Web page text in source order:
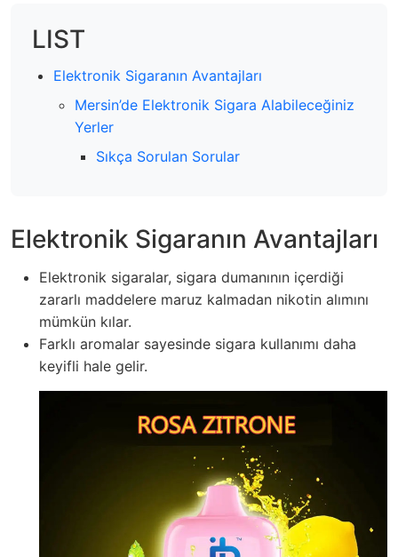
LIST
Elektronik Sigaranın Avantajları
Mersin’de Elektronik Sigara Alabileceğiniz
Yerler
Sıkça Sorulan Sorular
Elektronik Sigaranın Avantajları
Elektronik sigaralar, sigara dumanının içerdiği
zararlı maddelere maruz kalmadan nikotin alımını
mümkün kılar.
Farklı aromalar sayesinde sigara kullanımı daha
keyifli hale gelir.